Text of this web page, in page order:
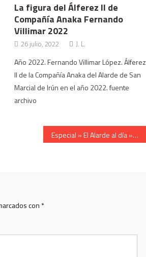
La figura del Álferez ll de
Compañía Anaka Fernando
Villimar 2022
26 julio, 2022 J. L.
Año 2022. Fernando Villimar López. Álferez
ll de la Compañía Anaka del Alarde de San
Marcial de Irún en el año 2022. fuente
archivo
Especial » El Alarde al día » Cantineras de Anaka y archivo
con *